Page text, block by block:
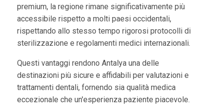
premium, la regione rimane significativamente più
accessibile rispetto a molti paesi occidentali,
rispettando allo stesso tempo rigorosi protocolli di
sterilizzazione e regolamenti medici internazionali.
Questi vantaggi rendono Antalya una delle
destinazioni più sicure e affidabili per valutazioni e
trattamenti dentali, fornendo sia qualità medica
eccezionale che un'esperienza paziente piacevole.